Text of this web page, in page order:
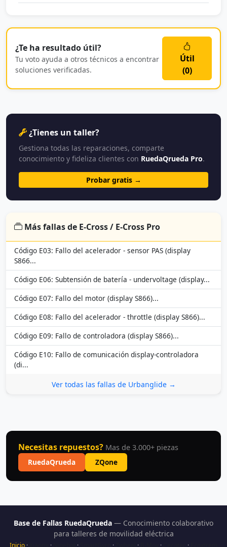
¿Te ha resultado útil?
Tu voto ayuda a otros técnicos a encontrar
soluciones verificadas.
Útil
(0)
¿Tienes un taller?
Gestiona todas las reparaciones, comparte
conocimiento y fideliza clientes con RuedaQrueda Pro.
Probar gratis →
Más fallas de E-Cross / E-Cross Pro
Código E03: Fallo del acelerador - sensor PAS (display
S866...
Código E06: Subtensión de batería - undervoltage (display...
Código E07: Fallo del motor (display S866)...
Código E08: Fallo del acelerador - throttle (display S866)...
Código E09: Fallo de controladora (display S866)...
Código E10: Fallo de comunicación display-controladora
(di...
Ver todas las fallas de Urbanglide →
Necesitas repuestos? Mas de 3.000+ piezas
RuedaQrueda
ZQone
Base de Fallas RuedaQrueda — Conocimiento colaborativo
para talleres de movilidad eléctrica
Inicio · · · · · · ·